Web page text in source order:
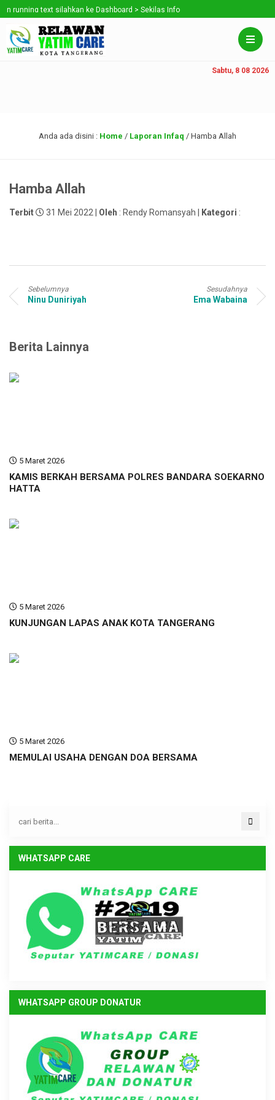
text silahkan ke Dashboard > Sekilas Info
Sabtu, 8 08 2026
Anda ada disini : Home / Laporan Infaq / Hamba Allah
Hamba Allah
Terbit 31 Mei 2022 | Oleh : Rendy Romansyah | Kategori :
Sebelumnya
Ninu Duniriyah
Sesudahnya
Ema Wabaina
Berita Lainnya
5 Maret 2026
KAMIS BERKAH BERSAMA POLRES BANDARA SOEKARNO
HATTA
5 Maret 2026
KUNJUNGAN LAPAS ANAK KOTA TANGERANG
5 Maret 2026
MEMULAI USAHA DENGAN DOA BERSAMA
WHATSAPP CARE
WHATSAPP GROUP DONATUR